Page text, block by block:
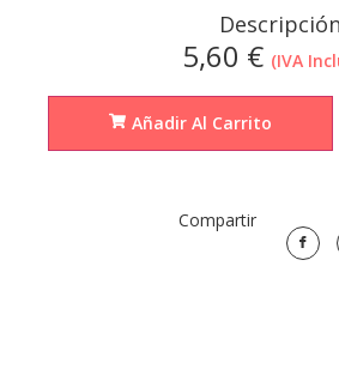
Descripción
5,60 € (IVA
Añadir Al Carrito
Compartir